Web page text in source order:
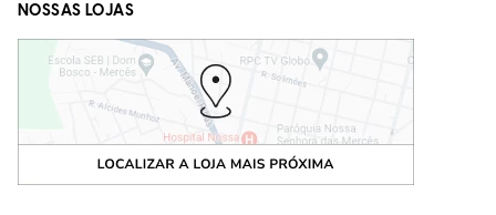
NOSSAS LOJAS